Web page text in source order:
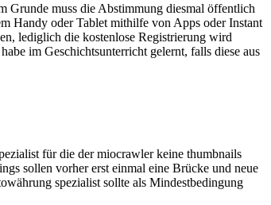
Grunde muss die Abstimmung diesmal öffentlich
Handy oder Tablet mithilfe von Apps oder Instant
lediglich die kostenlose Registrierung wird
im Geschichtsunterricht gelernt, falls diese aus
für die der miocrawler keine thumbnails
sollen vorher erst einmal eine Brücke und neue
spezialist sollte als Mindestbedingung